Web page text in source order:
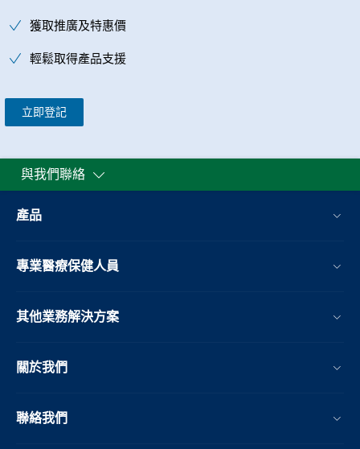
獲取推廣及特惠價
輕鬆取得產品支援
立即登記
與我們聯絡
產品
專業醫療保健人員
其他業務解決方案​
關於我們
聯絡我們